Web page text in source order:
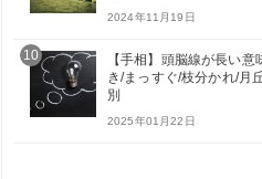
2024年11月19日
10
【手相】頭脳線が長い意
き/まっすぐ/枝分かれ/月
別
2025年01月22日